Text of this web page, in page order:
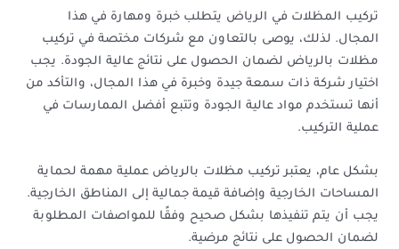
تركيب المظلات في الرياض يتطلب خبرة ومهارة في هذا
المجال. لذلك، يوصى بالتعاون مع شركات مختصة في تركيب
مظلات بالرياض لضمان الحصول على نتائج عالية الجودة. يجب
اختيار شركة ذات سمعة جيدة وخبرة في هذا المجال، والتأكد من
أنها تستخدم مواد عالية الجودة وتتبع أفضل الممارسات في
عملية التركيب.
بشكل عام، يعتبر تركيب مظلات بالرياض عملية مهمة لحماية
المساحات الخارجية وإضافة قيمة جمالية إلى المناطق الخارجية.
يجب أن يتم تنفيذها بشكل صحيح وفقًا للمواصفات المطلوبة
لضمان الحصول على نتائج مرضية.